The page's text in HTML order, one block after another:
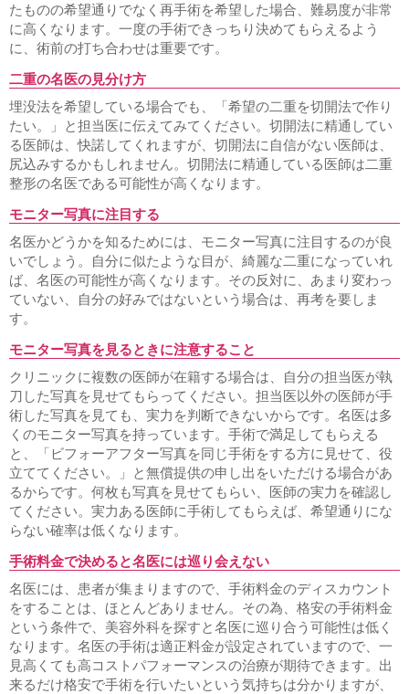
若返り
フェイスリフト
ネックリフト 目元の若返り
ゴルゴ線を
消したい
顔のたるみ 男性の若返り
脂肪吸引
顔、首の脂肪吸引
ホホ、アゴの脂肪吸引
顔のラインをシ
ャープに
顔痩せ・顔太り 二重顎を治したい
二の腕の脂
肪吸引
耳の美容整形
耳たぶが切れた
難易度の高い美容整形
カミングアウト整形
アイドル顔整形
フルカスタム整形
可愛くなりたい
綺麗になりたい
整形したのに変わらない
お任せ美容整形
整形シンデレラ 美人になりたい
再発しない腋臭多汗症
他院修正
幅広二重ラインを狭く
目頭切開失敗
二重ラインのねじれ
脂肪取り二重失敗
不自然な二重ライン
切開法で目が開き
難くなった
二重切開法の修正時期
二重切開法後の左右差
二重繰り返し修正
整形顔修正
眼瞼下垂失敗による左右差
二重が取れた・元に戻った
三重まぶたを二重にする
予定
外重瞼線・予定外線の修正
法後の眠そうな二重
二重の腫れを取る方法
眼精疲労・肩こり・頭痛
上まぶたのタルミ取り失敗
ムラ法失敗
鼻プロテーゼが曲がっている
鼻プロテーゼ入
れ替え
小鼻縮小失敗 鼻尖縮小失敗 隆鼻注射失敗
レデ
ィエッセ失敗・除去
くぼみ目注射失敗 口唇注射失敗
ワ
キガの再手術
名医を知りたい
二重の名医を知りたい
埋没法の名医を知りたい
たものの希望通りでなく再手術を希望した場合、難易度が非常
に高くなります。一度の手術できっちり決めてもらえるよう
に、術前の打ち合わせは重要です。
二重の名医の見分け方
埋没法を希望している場合でも、「希望の二重を切開法で作り
たい。」と担当医に伝えてみてください。切開法に精通してい
る医師は、快諾してくれますが、切開法に自信がない医師は、
尻込みするかもしれません。切開法に精通している医師は二重
整形の名医である可能性が高くなります。
モニター写真に注目する
名医かどうかを知るためには、モニター写真に注目するのが良
いでしょう。自分に似たような目が、綺麗な二重になっていれ
ば、名医の可能性が高くなります。その反対に、あまり変わっ
ていない、自分の好みではないという場合は、再考を要しま
す。
モニター写真を見るときに注意すること
クリニックに複数の医師が在籍する場合は、自分の担当医が執
刀した写真を見せてもらってください。担当医以外の医師が手
術した写真を見ても、実力を判断できないからです。名医は多
くのモニター写真を持っています。手術で満足してもらえる
と、「ビフォーアフター写真を同じ手術をする方に見せて、役
立ててください。」と無償提供の申し出をいただける場合があ
るからです。何枚も写真を見せてもらい、医師の実力を確認し
てください。実力ある医師に手術してもらえば、希望通りにな
らない確率は低くなります。
手術料金で決めると名医には巡り会えない
名医には、患者が集まりますので、手術料金のディスカウント
をすることは、ほとんどありません。その為、格安の手術料金
という条件で、美容外科を探すと名医に巡り合う可能性は低く
なります。名医の手術は適正料金が設定されていますので、一
見高くても高コストパフォーマンスの治療が期待できます。出
来るだけ格安で手術を行いたいという気持ちは分かりますが、